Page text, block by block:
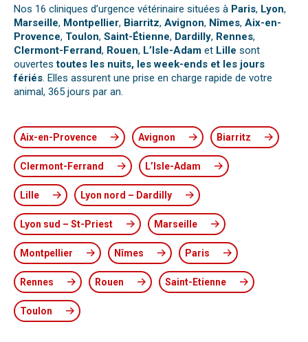
Nos 16 cliniques d’urgence vétérinaire situées à Paris, Lyon,
Marseille, Montpellier, Biarritz, Avignon, Nîmes, Aix-en-
Provence, Toulon, Saint-Étienne, Dardilly, Rennes,
Clermont-Ferrand, Rouen, L’Isle-Adam et Lille sont
ouvertestoutes les nuits, les week-ends et les jours
fériés. Elles assurent une prise en charge rapide de votre
animal, 365 jours par an.
Aix-en-Provence Avignon Biarritz
Clermont-Ferrand L’Isle-Adam
Lille Lyon nord – Dardilly
Lyon sud – St-Priest Marseille
Montpellier Nîmes Paris
Rennes Rouen Saint-Etienne
Toulon